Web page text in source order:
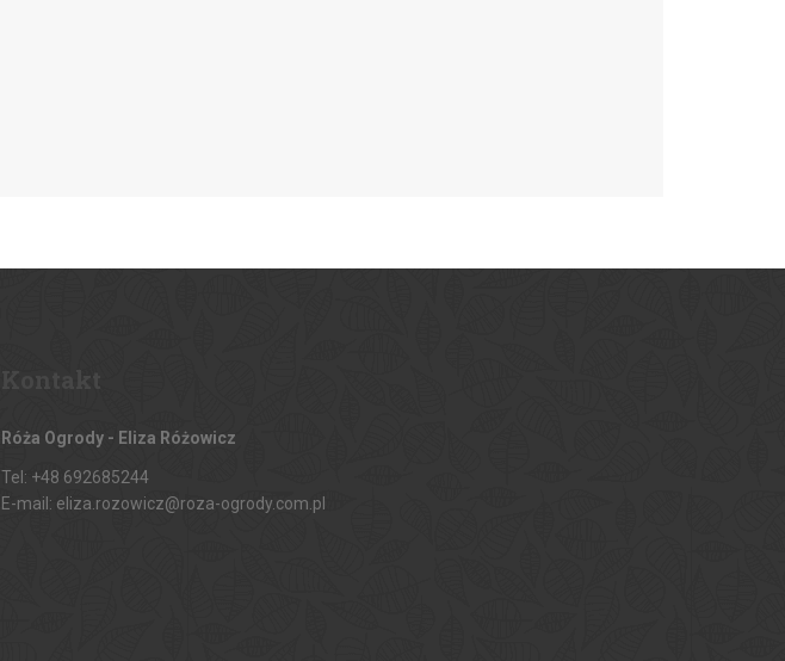
Róża Ogrody - Eliza Różowicz
Tel: +48 692685244
E-mail: eliza.rozowicz@roza-ogrody.com.pl